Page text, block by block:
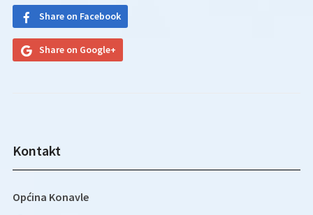
Share on Facebook
Share on Google+
Kontakt
Općina Konavle